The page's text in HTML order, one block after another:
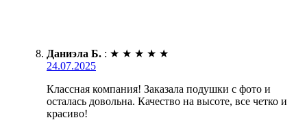
Даниэла Б. : ★ ★ ★ ★ ★
24.07.2025
Классная компания! Заказала подушки с фото и
осталась довольна. Качество на высоте, все четко и
красиво!